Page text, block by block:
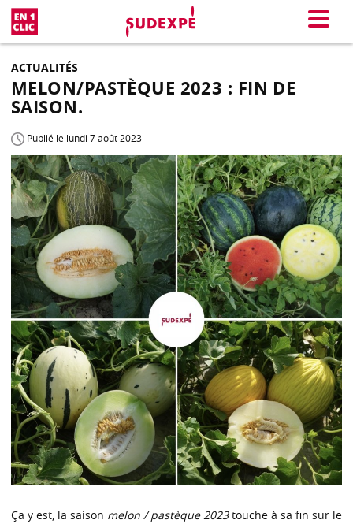
Menu
ACTUALITÉS
MELON/PASTÈQUE 2023 : FIN DE
SAISON.
Publié le lundi 7 août 2023
Ça y est, la saison melon / pastèque 2023touche à sa fin sur le